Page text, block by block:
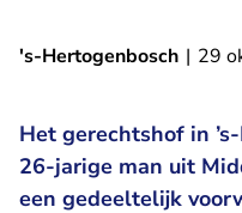
's-Hertogenbosch | 29
Het gerechtshof in
26-jarige man uit
een gedeeltelijk